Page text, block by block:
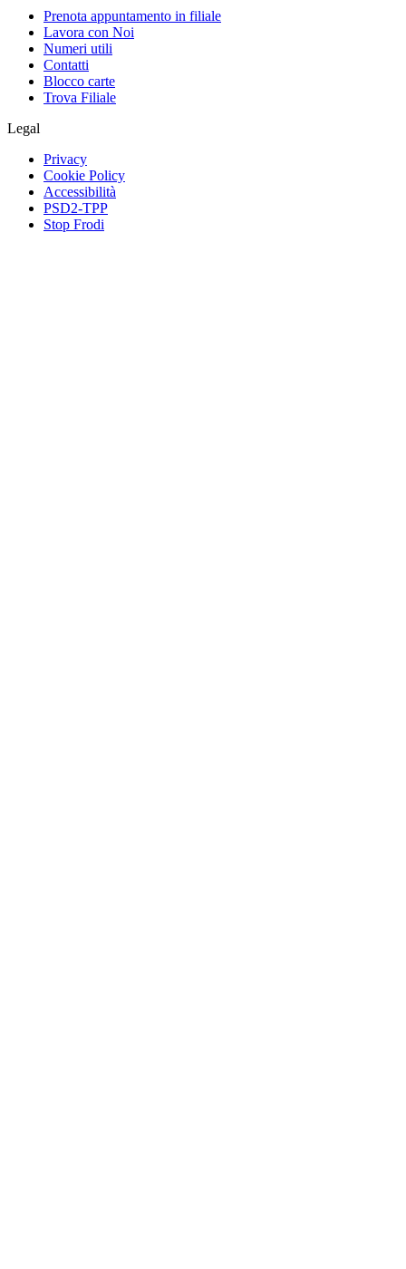
Prenota appuntamento in filiale
Lavora con Noi
Numeri utili
Contatti
Blocco carte
Trova Filiale
Legal
Privacy
Cookie Policy
Accessibilità
PSD2-TPP
Stop Frodi